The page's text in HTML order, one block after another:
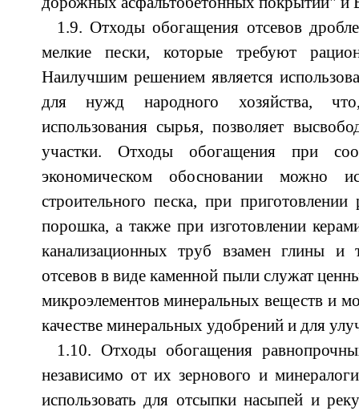
1.9. Отходы обогащения отсевов
мелкие пески, которые требуют
Наилучшим решением является
для нужд народного хозяйства,
использования сырья, позволяет
участки. Отходы обогащения при
экономическом обосновании можно
строительного песка, при приготовлении
порошка, а также при изготовлении
канализационных труб взамен глины и
отсевов в виде каменной пыли служат
микроэлементов минеральных веществ и
качестве минеральных удобрений и для
1.10. Отходы обогащения
независимо от их зернового и
использовать для отсыпки насыпей и